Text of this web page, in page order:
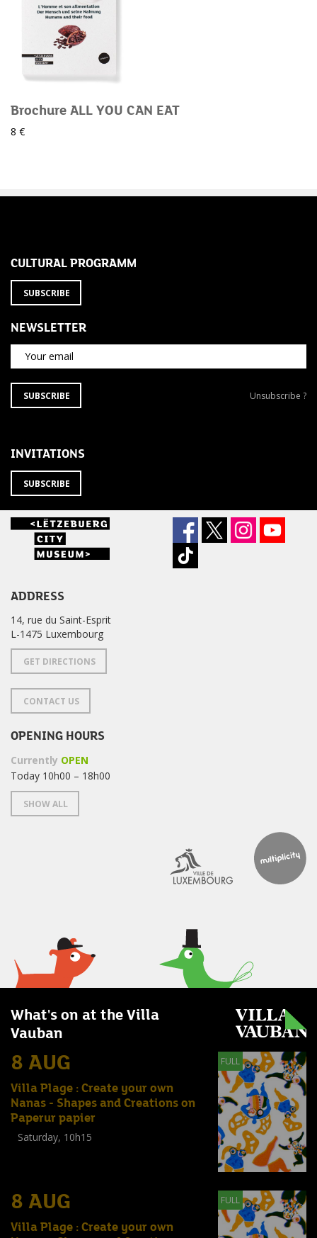
Brochure ALL YOU CAN EAT
8 €
CULTURAL PROGRAMM
SUBSCRIBE
NEWSLETTER
Your email
SUBSCRIBE
TO
SUBSCRIBE
Unsubscribe
Unsubscribe ?
INVITATIONS
SUBSCRIBE
ADDRESS
14, rue du Saint-Esprit
L-1475 Luxembourg
GET DIRECTIONS
CONTACT US
OPENING HOURS
Currently OPEN
Today 10h00 – 18h00
SHOW ALL
What's on at the Villa
Vauban
8 AUG FULL
Villa Plage : Create your own
Nanas - Shapes and Creations on
Paperur papier
Saturday, 10h15
8 AUG FULL
Villa Plage : Create your own